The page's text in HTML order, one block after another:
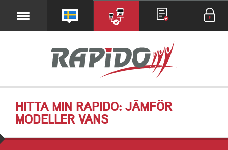
HITTA MIN RAPIDO: JÄMFÖR
MODELLER VANS